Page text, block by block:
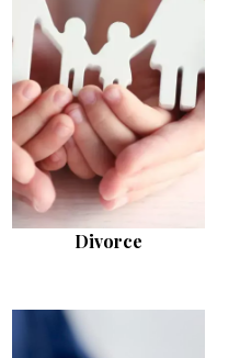
Divorce